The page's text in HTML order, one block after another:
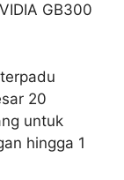
GB300
20
untuk
hingga 1